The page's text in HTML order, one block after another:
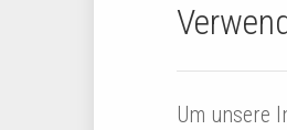
Um unsere